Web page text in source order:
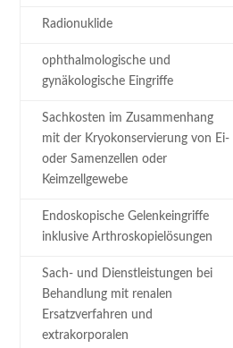
Radionuklide
ophthalmologische und
gynäkologische Eingriffe
Sachkosten im Zusammenhang
mit der Kryokonservierung von Ei-
oder Samenzellen oder
Keimzellgewebe
Endoskopische Gelenkeingriffe
inklusive Arthroskopielösungen
Sach- und Dienstleistungen bei
Behandlung mit renalen
Ersatzverfahren und
extrakorporalen